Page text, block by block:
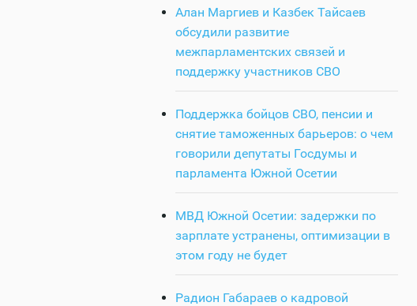
Алан Маргиев и Казбек Тайсаев
обсудили развитие
межпарламентских связей и
поддержку участников СВО
Поддержка бойцов СВО, пенсии и
снятие таможенных барьеров: о чем
говорили депутаты Госдумы и
парламента Южной Осетии
МВД Южной Осетии: задержки по
зарплате устранены, оптимизации в
этом году не будет
Радион Габараев о кадровой